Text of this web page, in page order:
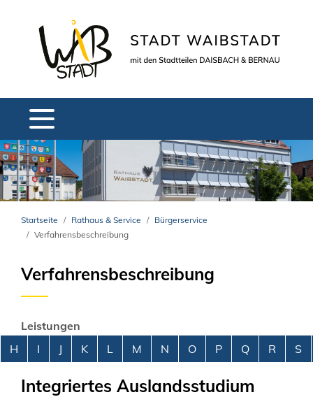
Startseite Rathaus & Service
Bürgerservice
Verfahrensbeschreibung
Verfahrensbeschreibung
Leistungen
Alphabetisches Register überspringen
H I J K L M N O P Q R S
Integriertes Auslandsstudium